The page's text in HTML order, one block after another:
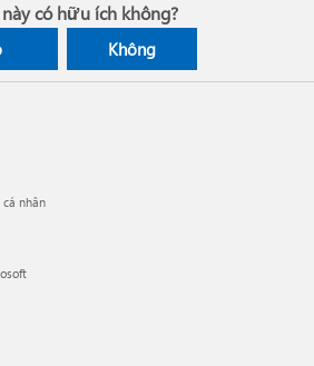
có hữu ích không?
Không
nhân